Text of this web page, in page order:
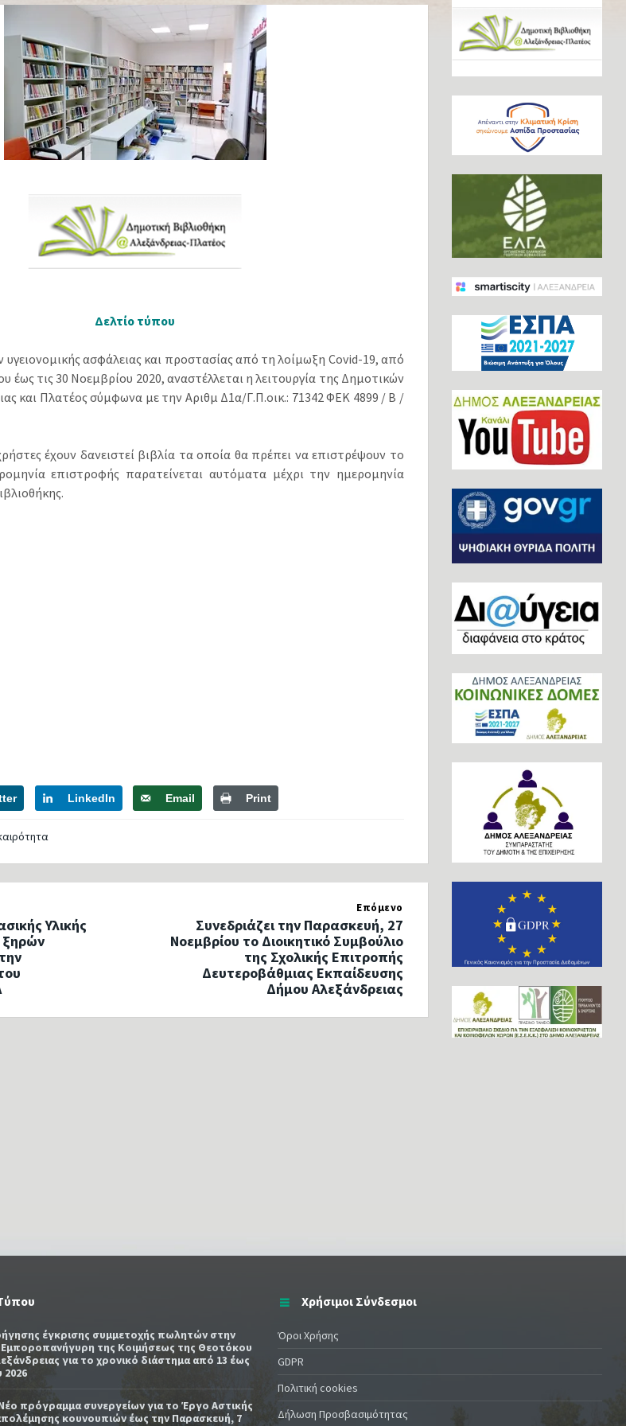
Δελτίο τύπου
ασφάλειας και προστασίας από τη λοίμωξη Covid-19, από
έως τις 30 Νοεμβρίου 2020, αναστέλλεται η λειτουργία της Δημοτικών
και Πλατέος σύμφωνα με την Αριθμ Δ1α/Γ.Π.οικ.: 71342 ΦΕΚ 4899 / Β /
έχουν δανειστεί βιβλία τα οποία θα πρέπει να επιστρέψουν το
επιστροφής παρατείνεται αυτόματα μέχρι την ημερομηνία
LinkedIn Email Print
Υλικής
ξηρών
Επόμενο
Συνεδριάζει την Παρασκευή, 27
Νοεμβρίου το Διοικητικό Συμβούλιο
της Σχολικής Επιτροπής
Δευτεροβάθμιας Εκπαίδευσης
Δήμου Αλεξάνδρειας
έγκρισης συμμετοχής πωλητών στην
της Κοιμήσεως της Θεοτόκου
για το χρονικό διάστημα από 13 έως
2026
πρόγραμμα συνεργείων για το Έργο Αστικής
κουνουπιών έως την Παρασκευή, 7
Χρήσιμοι Σύνδεσμοι
Όροι Χρήσης
GDPR
Πολιτική cookies
Δήλωση Προσβασιμότητας